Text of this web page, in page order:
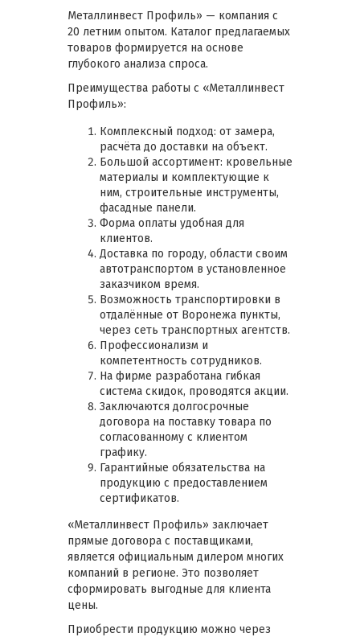
Металлинвест Профиль» — компания с
20 летним опытом. Каталог предлагаемых
товаров формируется на основе
глубокого анализа спроса.
Преимущества работы с «Металлинвест
Профиль»:
Комплексный подход: от замера,
расчёта до доставки на объект.
Большой ассортимент: кровельные
материалы и комплектующие к
ним, строительные инструменты,
фасадные панели.
Форма оплаты удобная для
клиентов.
Доставка по городу, области своим
автотранспортом в установленное
заказчиком время.
Возможность транспортировки в
отдалённые от Воронежа пункты,
через сеть транспортных агентств.
Профессионализм и
компетентность сотрудников.
На фирме разработана гибкая
система скидок, проводятся акции.
Заключаются долгосрочные
договора на поставку товара по
согласованному с клиентом
графику.
Гарантийные обязательства на
продукцию с предоставлением
сертификатов.
«Металлинвест Профиль» заключает
прямые договора с поставщиками,
является официальным дилером многих
компаний в регионе. Это позволяет
сформировать выгодные для клиента
цены.
Приобрести продукцию можно через